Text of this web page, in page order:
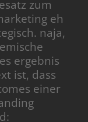
zum
eh
naja,
ergebnis
ist, dass
einer